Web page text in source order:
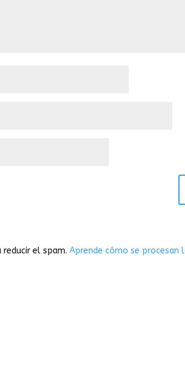
reducir el spam.Aprende cómo se